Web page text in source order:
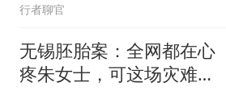
行者聊官
无锡胚胎案：全网都在心
疼朱女士，可这场灾难里